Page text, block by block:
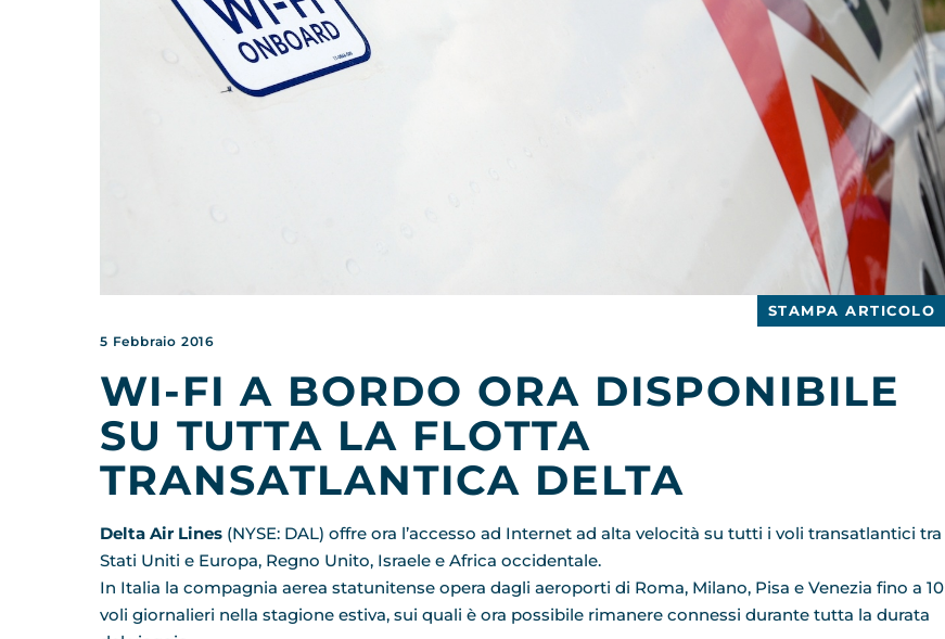
STAMPA ARTICOLO
5 Febbraio 2016
WI-FI A BORDO ORA DISPONIBILE
SU TUTTA LA FLOTTA
TRANSATLANTICA DELTA
Delta Air Lines (NYSE: DAL) offre ora l’accesso ad Internet ad alta velocità su tutti i voli transatlantici tra
Stati Uniti e Europa, Regno Unito, Israele e Africa occidentale.
In Italia la compagnia aerea statunitense opera dagli aeroporti di Roma, Milano, Pisa e Venezia fino a 10
voli giornalieri nella stagione estiva, sui quali è ora possibile rimanere connessi durante tutta la durata